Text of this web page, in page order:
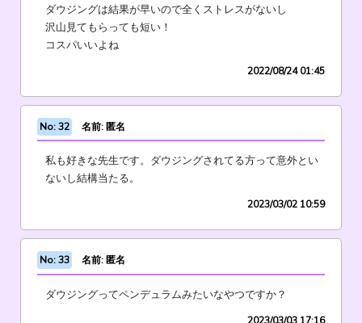
ダウジングは結果が早いので全くストレスがないし
沢山見てもらっても短い！
コスパいいよね
2022/08/24 01:45
No: 32 名前: 匿名
私も好きな先生です。ダウジングされてる方って意外とい
ないし結構当たる。
2023/03/02 10:59
No: 33 名前: 匿名
ダウジングってペンデュラムみたいなやつですか？
2023/03/03 17:16